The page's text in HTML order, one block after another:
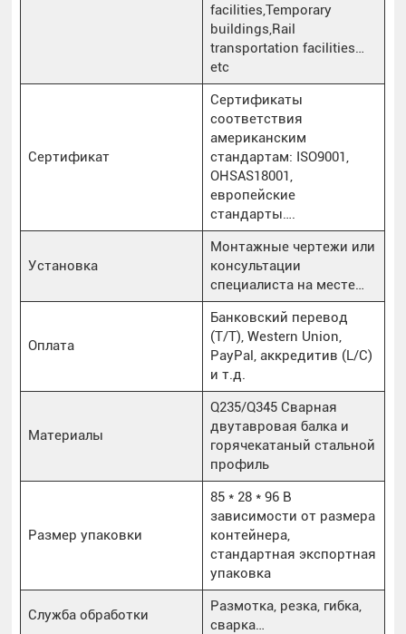
facilities,Temporary
buildings,Rail
transportation facilities…
etc
Сертификат
Сертификаты
соответствия
американским
стандартам: ISO9001,
OHSAS18001,
европейские
стандарты….
Установка
Монтажные чертежи или
консультации
специалиста на месте…
Оплата
Банковский перевод
(T/T), Western Union,
PayPal, аккредитив (L/C)
и т.д.
Материалы
Q235/Q345 Сварная
двутавровая балка и
горячекатаный стальной
профиль
Размер упаковки
85 * 28 * 96 В
зависимости от размера
контейнера,
стандартная экспортная
упаковка
Служба обработки
Размотка, резка, гибка,
сварка…